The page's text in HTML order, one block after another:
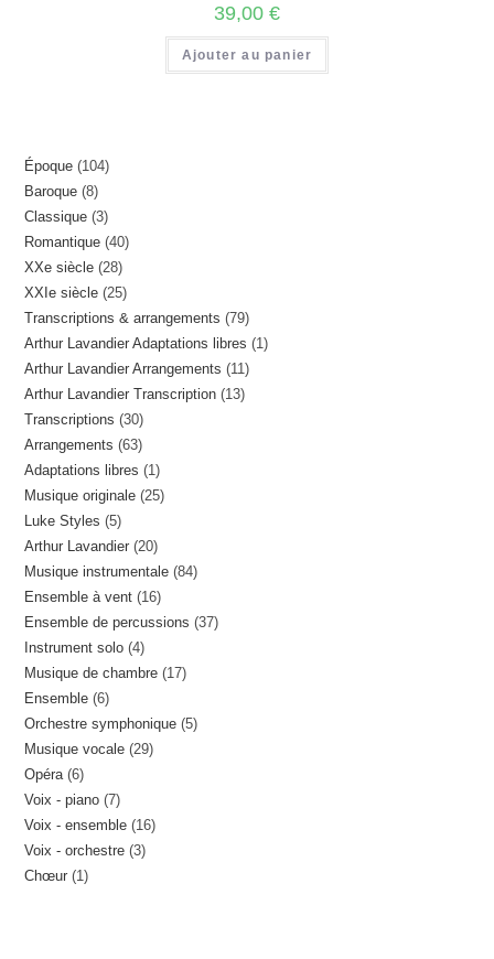
39,00 €
Ajouter au panier
Époque 104104
Baroque 88
produits
Classique 33
produits
Romantique 4040
XXe siècle 2828
produits
XXIe siècle 2525
produits
Transcriptions & arrangements 7979
produits
Arthur Lavandier Adaptations libres 11
Arthur Lavandier Arrangements 1111
produits
Arthur Lavandier Transcription 1313
Transcriptions 3030
produits
Arrangements 6363
produits
Adaptations libres 11
produit
Musique originale 2525
Luke Styles 55
produits
Arthur Lavandier 2020
produits
Musique instrumentale 8484
Ensemble à vent 1616
produits
Ensemble de percussions 3737
Instrument solo 44
produits
Musique de chambre 1717
Ensemble 66
produits
Orchestre symphonique 55
Musique vocale 2929
Opéra 66
produits
Voix - piano 77
produits
Voix - ensemble 1616
Voix - orchestre 33
Chœur 11